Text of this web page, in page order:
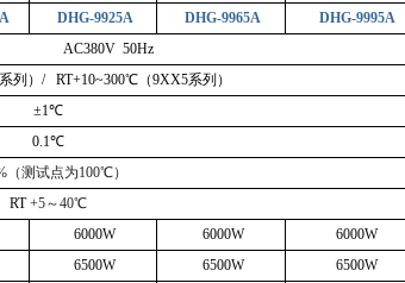
DHG-9925A DHG-9965A
DHG-9995A
AC380V 50Hz
列）/ RT+10~300℃（9XX5系列）
±1℃
0.1℃
（测试点为100℃）
RT+5～40℃
6000W 6000W
6000W
6500W 6500W
6500W